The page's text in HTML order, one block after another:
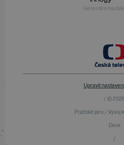
Generální
Upravit
/ ©
Pražské jaro / Vývoj
Devx
/